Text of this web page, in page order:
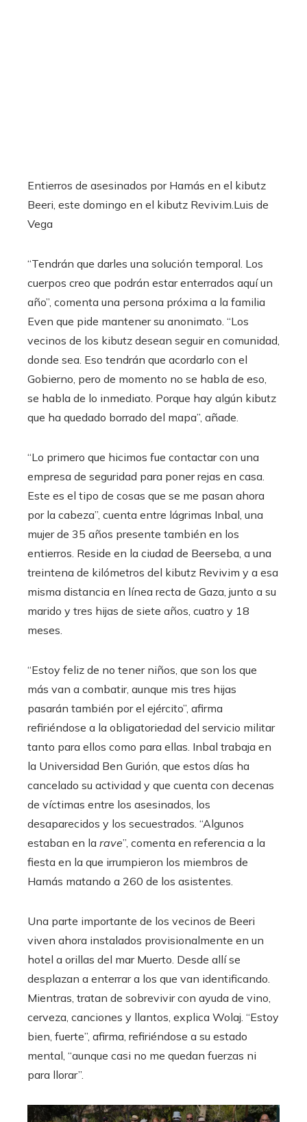
Entierros de asesinados por Hamás en el kibutz
Beeri, este domingo en el kibutz Revivim. Luis de
Vega
“Tendrán que darles una solución temporal. Los
cuerpos creo que podrán estar enterrados aquí un
año”, comenta una persona próxima a la familia
Even que pide mantener su anonimato. “Los
vecinos de los kibutz desean seguir en comunidad,
donde sea. Eso tendrán que acordarlo con el
Gobierno, pero de momento no se habla de eso,
se habla de lo inmediato. Porque hay algún kibutz
que ha quedado borrado del mapa”, añade.
“Lo primero que hicimos fue contactar con una
empresa de seguridad para poner rejas en casa.
Este es el tipo de cosas que se me pasan ahora
por la cabeza”, cuenta entre lágrimas Inbal, una
mujer de 35 años presente también en los
entierros. Reside en la ciudad de Beerseba, a una
treintena de kilómetros del kibutz Revivim y a esa
misma distancia en línea recta de Gaza, junto a su
marido y tres hijas de siete años, cuatro y 18
meses.
“Estoy feliz de no tener niños, que son los que
más van a combatir, aunque mis tres hijas
pasarán también por el ejército”, afirma
refiriéndose a la obligatoriedad del servicio militar
tanto para ellos como para ellas. Inbal trabaja en
la Universidad Ben Gurión, que estos días ha
cancelado su actividad y que cuenta con decenas
de víctimas entre los asesinados, los
desaparecidos y los secuestrados. “Algunos
estaban en la rave”, comenta en referencia a la
fiesta en la que irrumpieron los miembros de
Hamás matando a 260 de los asistentes.
Una parte importante de los vecinos de Beeri
viven ahora instalados provisionalmente en un
hotel a orillas del mar Muerto. Desde allí se
desplazan a enterrar a los que van identificando.
Mientras, tratan de sobrevivir con ayuda de vino,
cerveza, canciones y llantos, explica Wolaj. “Estoy
bien, fuerte”, afirma, refiriéndose a su estado
mental, “aunque casi no me quedan fuerzas ni
para llorar”.